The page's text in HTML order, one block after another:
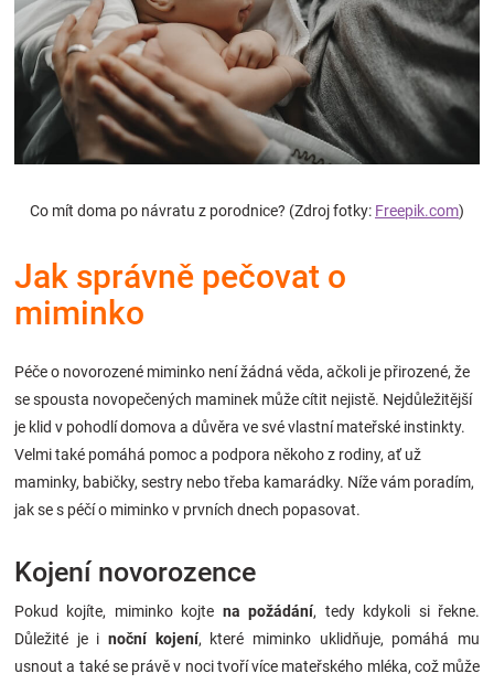
Těhotenské
oblečení
Novinky
Značky
Blog
Hračkářství
Co mít doma po návratu z porodnice? (Zdroj fotky: Freepik.com)
Jak správně pečovat o
miminko
Péče o novorozené miminko není žádná věda, ačkoli je přirozené, že
se spousta novopečených maminek může cítit nejistě. Nejdůležitější
je klid v pohodlí domova a důvěra ve své vlastní mateřské instinkty.
Velmi také pomáhá pomoc a podpora někoho z rodiny, ať už
maminky, babičky, sestry nebo třeba kamarádky. Níže vám poradím,
jak se s péčí o miminko v prvních dnech popasovat.
Kojení novorozence
Pokud kojíte, miminko kojte na požádání, tedy kdykoli si řekne.
Důležité je i noční kojení, které miminko uklidňuje, pomáhá mu
usnout a také se právě v noci tvoří více mateřského mléka, což může